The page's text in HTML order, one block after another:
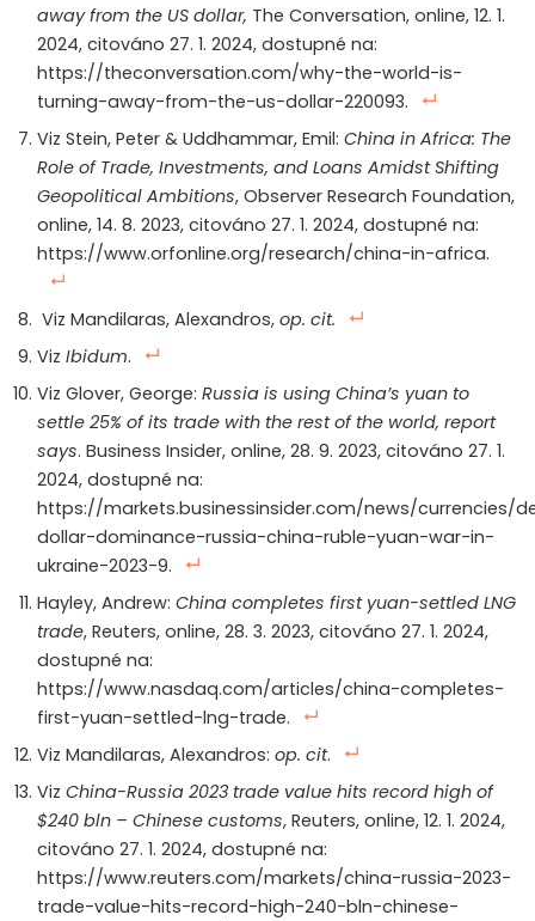
away from the US dollar, The Conversation, online, 12. 1.
2024, citováno 27. 1. 2024, dostupné na:
https://theconversation.com/why-the-world-is-
turning-away-from-the-us-dollar-220093.
Viz Stein, Peter & Uddhammar, Emil: China in Africa: The
Role of Trade, Investments, and Loans Amidst Shifting
Geopolitical Ambitions, Observer Research Foundation,
online, 14. 8. 2023, citováno 27. 1. 2024, dostupné na:
https://www.orfonline.org/research/china-in-africa.
Viz Mandilaras, Alexandros, op. cit.
Viz Ibidum.
Viz Glover, George: Russia is using China’s yuan to
settle 25% of its trade with the rest of the world, report
says. Business Insider, online, 28. 9. 2023, citováno 27. 1.
2024, dostupné na:
https://markets.businessinsider.com/news/currencies/
dollar-dominance-russia-china-ruble-yuan-war-in-
ukraine-2023-9.
Hayley, Andrew: China completes first yuan-settled LNG
trade, Reuters, online, 28. 3. 2023, citováno 27. 1. 2024,
dostupné na:
https://www.nasdaq.com/articles/china-completes-
first-yuan-settled-lng-trade.
Viz Mandilaras, Alexandros: op. cit.
Viz China-Russia 2023 trade value hits record high of
$240 bln – Chinese customs, Reuters, online, 12. 1. 2024,
citováno 27. 1. 2024, dostupné na:
https://www.reuters.com/markets/china-russia-2023-
trade-value-hits-record-high-240-bln-chinese-